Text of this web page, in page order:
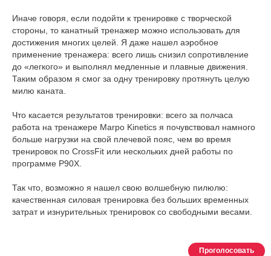
Иначе говоря, если подойти к тренировке с творческой
стороны, то канатный тренажер можно использовать для
достижения многих целей. Я даже нашел аэробное
применение тренажера: всего лишь снизил сопротивление
до «легкого» и выполнял медленные и плавные движения.
Таким образом я смог за одну тренировку протянуть целую
милю каната.
Что касается результатов тренировки: всего за полчаса
работа на тренажере Marpo Kinetics я почувствовал намного
больше нагрузки на свой плечевой пояс, чем во время
тренировок по CrossFit или нескольких дней работы по
программе P90X.
Так что, возможно я нашел свою волшебную пилюлю:
качественная силовая тренировка без больших временных
затрат и изнурительных тренировок со свободными весами.
Проголосовать